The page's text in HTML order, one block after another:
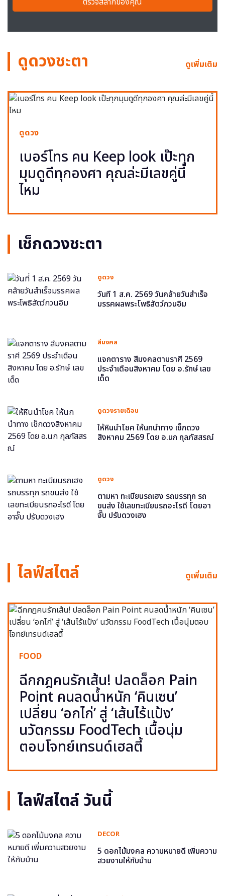
ดูดวงชะตา ดูเพิ่มเติม
ดูดวง
เบอร์โทร คน Keep look เป๊ะทุก
มุมดูดีทุกองศา คุณล่ะมีเลขคู่นี้
ไหม
เช็กดวงชะตา
ดูดวง
วันที่ 1 ส.ค. 2569 วันคล้ายวันสำเร็จ
มรรคผลพระโพธิสัตว์กวนอิม
สีมงคล
แจกตาราง สีมงคลตามราศี 2569
ประจำเดือนสิงหาคม โดย อ.รักษ์ เลข
เด็ด
ดูดวงรายเดือน
ให้หินนำโชค ให้นกนำทาง เช็กดวง
สิงหาคม 2569 โดย อ.นก กุลภัสสรณ์
ดูดวง
ตามหา ทะเบียนรถเฮง รถบรรทุก รถ
ขนส่ง ใช้เลขทะเบียนรถอะไรดี โดยอา
จั๊บ ปรับดวงเฮง
ไลฟ์สไตล์ ดูเพิ่มเติม
FOOD
ฉีกกฎคนรักเส้น! ปลดล็อก Pain
Point คนลดน้ำหนัก ‘คินเซน’
เปลี่ยน ‘อกไก่’ สู่ ‘เส้นไร้แป้ง’
นวัตกรรม FoodTech เนื้อนุ่ม
ตอบโจทย์เทรนด์เฮลตี้
ไลฟ์สไตล์ วันนี้
DECOR
5 ดอกไม้มงคล ความหมายดี เพิ่มความ
สวยงามให้กับบ้าน